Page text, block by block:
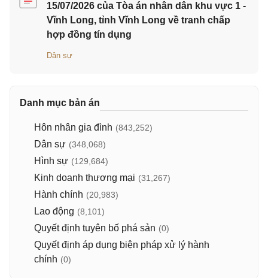
15/07/2026 của Tòa án nhân dân khu vực 1 -
Vĩnh Long, tỉnh Vĩnh Long về tranh chấp
hợp đồng tín dụng
Dân sự
Danh mục bản án
Hôn nhân gia đình (843,252)
Dân sự (348,068)
Hình sự (129,684)
Kinh doanh thương mại (31,267)
Hành chính (20,983)
Lao động (8,101)
Quyết định tuyên bố phá sản (0)
Quyết định áp dụng biện pháp xử lý hành
chính (0)